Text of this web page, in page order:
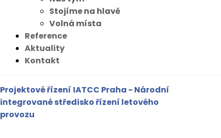
Stojíme na hlavě
Volná místa
Reference
Aktuality
Kontakt
Projektové řízení IATCC Praha - Národní
integrované středisko řízení letového
provozu